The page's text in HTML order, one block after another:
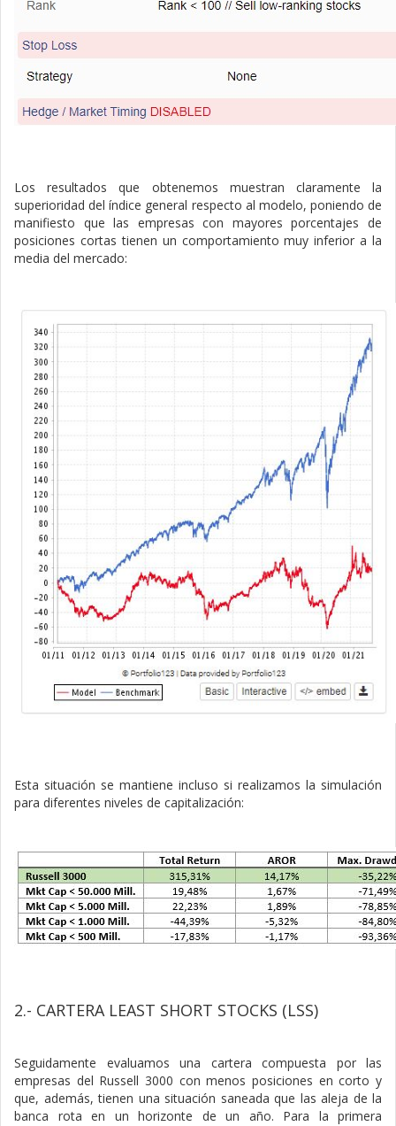
Los resultados que obtenemos muestran claramente la
superioridad del índice general respecto al modelo, poniendo de
manifiesto que las empresas con mayores porcentajes de
posiciones cortas tienen un comportamiento muy inferior a la
media del mercado:
Esta situación se mantiene incluso si realizamos la simulación
para diferentes niveles de capitalización:
2.- CARTERA LEAST SHORT STOCKS (LSS)
Seguidamente evaluamos una cartera compuesta por las
empresas del Russell 3000 con menos posiciones en corto y
que, además, tienen una situación saneada que las aleja de la
banca rota en un horizonte de un año. Para la primera